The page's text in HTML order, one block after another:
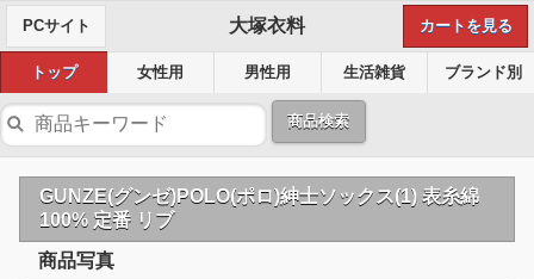
PCサイト 大塚衣料 カートを見る
トップ 女性用 男性用 生活雑貨 ブランド別
商品検索
GUNZE(グンゼ)POLO(ポロ)紳士ソックス(1) 表糸綿
100% 定番 リブ
商品写真